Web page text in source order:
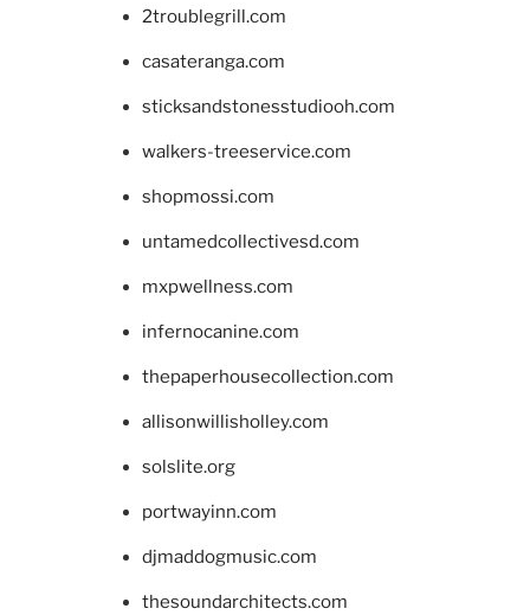
2troublegrill.com
casateranga.com
sticksandstonesstudiooh.com
walkers-treeservice.com
shopmossi.com
untamedcollectivesd.com
mxpwellness.com
infernocanine.com
thepaperhousecollection.com
allisonwillisholley.com
solslite.org
portwayinn.com
djmaddogmusic.com
thesoundarchitects.com